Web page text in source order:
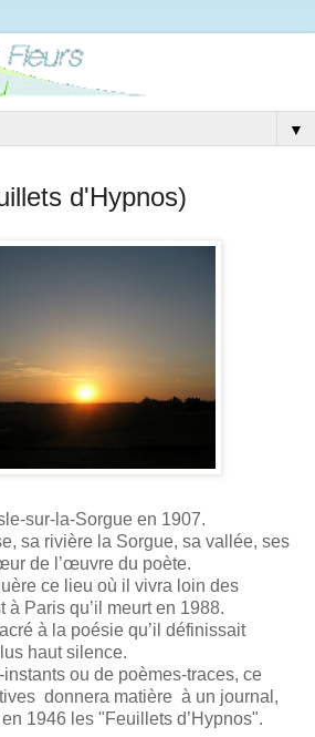
▼
d'Hypnos)
sur-la-Sorgue en 1907.
sa rivière la Sorgue, sa vallée, ses
de l’œuvre du poète.
ce lieu où il vivra loin des
à Paris qu’il meurt en 1988.
à la poésie qu’il définissait
haut silence.
ou de poèmes-traces, ce
donnera matière à un journal,
1946 les "Feuillets d’Hypnos".